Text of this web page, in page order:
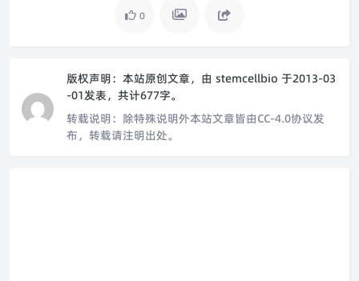
0
版权声明： 本站原创文章，由 stemcellbio 于2013-03
-01发表，共计677字。
转载说明： 除特殊说明外本站文章皆由CC-4.0协议发
布，转载请注明出处。